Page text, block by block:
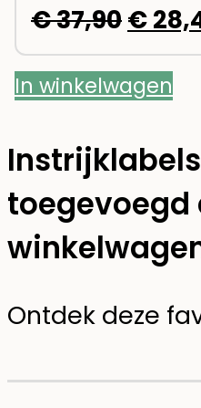
€37,90
prijs
was:
€
In winkelwagen
instrijklabels is
toegevoegd
Ontdek deze